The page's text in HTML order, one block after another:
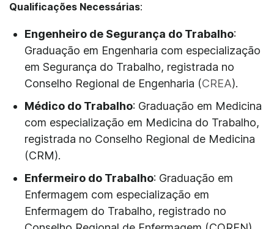
Qualificações Necessárias:
Engenheiro de Segurança do Trabalho:
Graduação em Engenharia com especialização
em Segurança do Trabalho, registrada no
Conselho Regional de Engenharia (CREA).
Médico do Trabalho: Graduação em Medicina
com especialização em Medicina do Trabalho,
registrada no Conselho Regional de Medicina
(CRM).
Enfermeiro do Trabalho: Graduação em
Enfermagem com especialização em
Enfermagem do Trabalho, registrado no